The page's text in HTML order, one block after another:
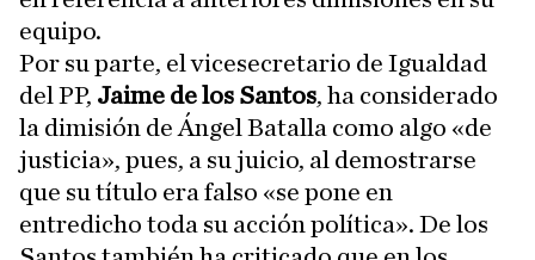
equipo.
Por su parte, el vicesecretario de Igualdad
del PP, Jaime de los Santos, ha considerado
la dimisión de Ángel Batalla como algo «de
justicia», pues, a su juicio, al demostrarse
que su título era falso «se pone en
entredicho toda su acción política». De los